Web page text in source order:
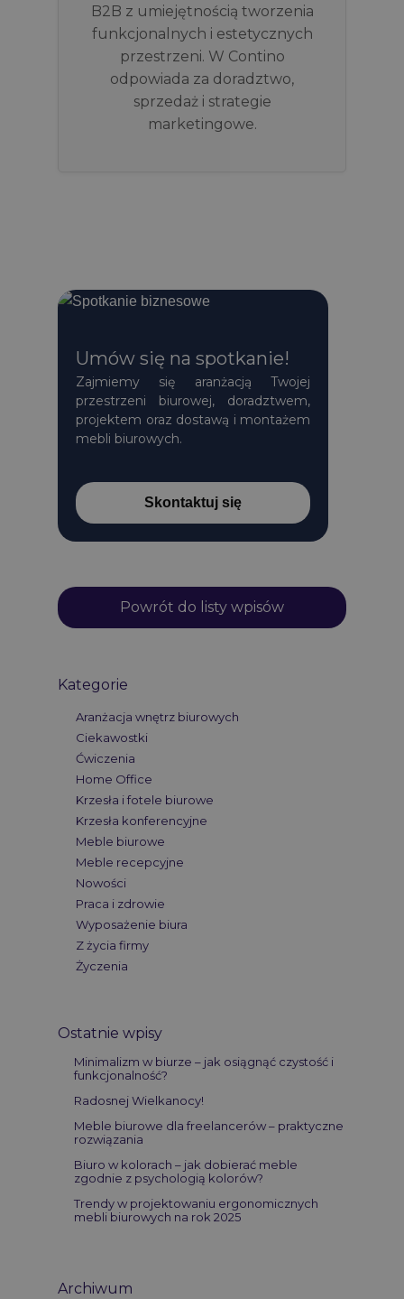
B2B z umiejętnością tworzenia
funkcjonalnych i estetycznych
przestrzeni. W Contino
odpowiada za doradztwo,
sprzedaż i strategie
marketingowe.
Umów się na spotkanie!
Zajmiemy się aranżacją Twojej
przestrzeni biurowej, doradztwem,
projektem oraz dostawą i montażem
mebli biurowych.
Skontaktuj się
Powrót do listy wpisów
Kategorie
Aranżacja wnętrz biurowych
Ciekawostki
Ćwiczenia
Home Office
Krzesła i fotele biurowe
Krzesła konferencyjne
Meble biurowe
Meble recepcyjne
Nowości
Praca i zdrowie
Wyposażenie biura
Z życia firmy
Życzenia
Ostatnie wpisy
Minimalizm w biurze – jak osiągnąć czystość i
funkcjonalność?
Radosnej Wielkanocy!
Meble biurowe dla freelancerów – praktyczne
rozwiązania
Biuro w kolorach – jak dobierać meble
zgodnie z psychologią kolorów?
Trendy w projektowaniu ergonomicznych
mebli biurowych na rok 2025
Archiwum